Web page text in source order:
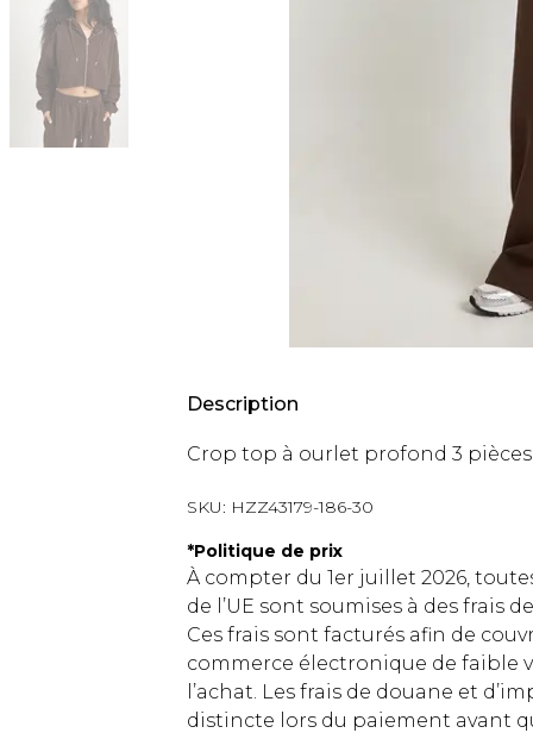
Description
Crop top à ourlet profond 3
SKU: HZZ43179-186-30
*Politique de prix
À compter du 1er juillet 2026,
de l’UE sont soumises à des frais
Ces frais sont facturés afin de
commerce électronique de faible
l’achat. Les frais de douane et
distincte lors du paiement avant